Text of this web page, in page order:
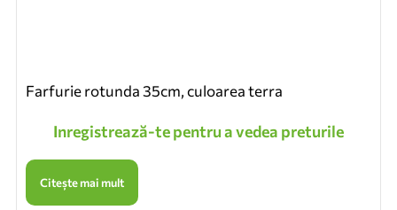
Farfurie rotunda 35cm, culoarea terra
Inregistrează-te pentru a vedea preturile
Citește mai mult